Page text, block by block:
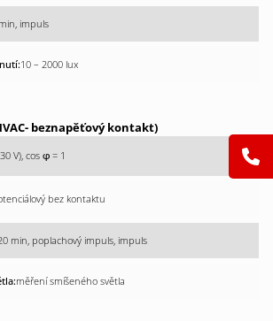
impuls
10 – 2000 lux
beznapěťový kontakt)
V), cos φ = 1
bez kontaktu
min, poplachový impuls, impuls
měření smíšeného světla